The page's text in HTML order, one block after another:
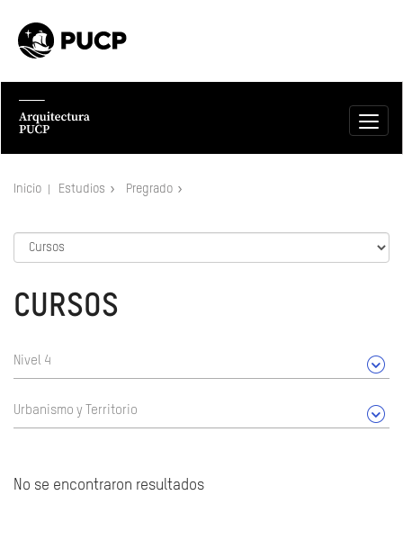
Inicio Estudios Pregrado
CURSOS
Nivel 4
Urbanismo y Territorio
No se encontraron resultados